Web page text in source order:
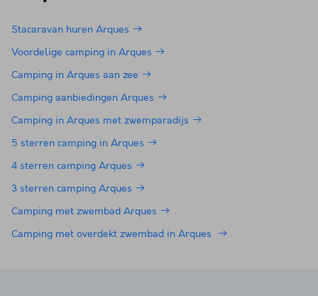
Stacaravan huren Arques
Voordelige camping in Arques
Camping in Arques aan zee
Camping aanbiedingen Arques
Camping in Arques met zwemparadijs
5 sterren camping in Arques
4 sterren camping Arques
3 sterren camping Arques
Camping met zwembad Arques
Camping met overdekt zwembad in Arques